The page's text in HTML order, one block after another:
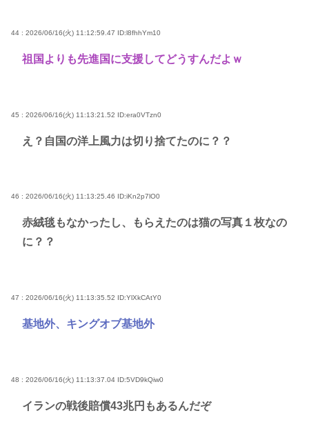
44 : 2026/06/16(火) 11:12:59.47 ID:l8fhhYm10
祖国よりも先進国に支援してどうすんだよｗ
45 : 2026/06/16(火) 11:13:21.52 ID:era0VTzn0
え？自国の洋上風力は切り捨てたのに？？
46 : 2026/06/16(火) 11:13:25.46 ID:iKn2p7lO0
赤絨毯もなかったし、もらえたのは猫の写真１枚なの
に？？
47 : 2026/06/16(火) 11:13:35.52 ID:YlXkCAtY0
基地外、キングオブ基地外
48 : 2026/06/16(火) 11:13:37.04 ID:5VD9kQiw0
イランの戦後賠償43兆円もあるんだぞ